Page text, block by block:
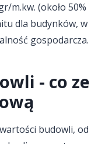
m.kw. (około 50%
dla budynków, w
gospodarcza.
- co ze
budowli, od